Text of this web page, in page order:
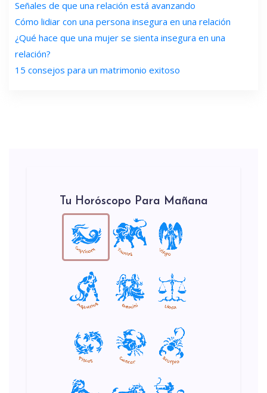
Señales de que una relación está avanzando
Cómo lidiar con una persona insegura en una relación
¿Qué hace que una mujer se sienta insegura en una
relación?
15 consejos para un matrimonio exitoso
Tu Horóscopo Para Mañana